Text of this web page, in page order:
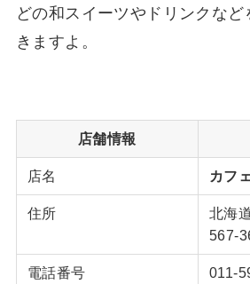
どの和スイーツやドリンクな
きますよ。
店舗情報
店名 カフ
住所
北海
567-
電話番号 011-